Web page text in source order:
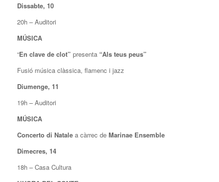
Dissabte, 10
20h – Auditori
MÚSICA
“En clave de clot” presenta “Als teus peus”
Fusió música clàssica, flamenc i jazz
Diumenge, 11
19h – Auditori
MÚSICA
Concerto di Natale a càrrec de Marinae Ensemble
Dimecres, 14
18h – Casa Cultura